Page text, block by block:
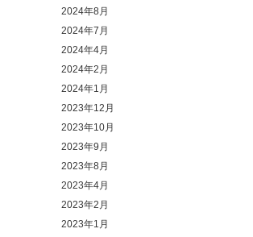
2024年8月
2024年7月
2024年4月
2024年2月
2024年1月
2023年12月
2023年10月
2023年9月
2023年8月
2023年4月
2023年2月
2023年1月